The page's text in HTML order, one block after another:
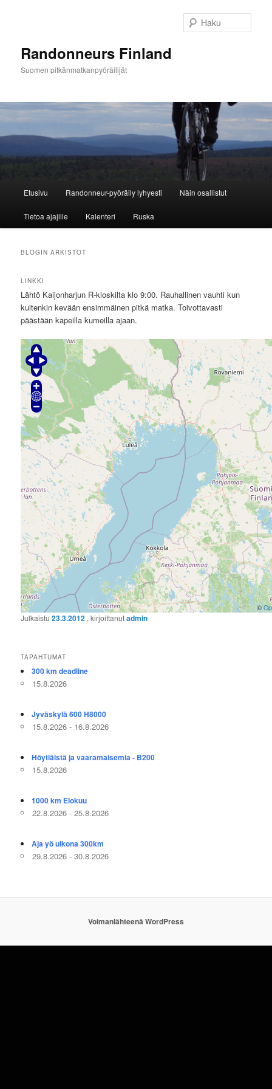
Randonneurs Finland
Suomen pitkänmatkanpyöräilijät
Etusivu Randonneur-pyöräily lyhyesti Näin osallistut
Tietoa ajajille Kalenteri Ruska
BLOGIN ARKISTOT
LINKKI
Lähtö Kaijonharjun R-kioskilta klo 9:00. Rauhallinen vauhti kun
kuitenkin kevään ensimmäinen pitkä matka. Toivottavasti
päästään kapeilla kumeilla ajaan.
©
Julkaistu23.3.2012 , kirjoittanutadmin
TAPAHTUMAT
300 km deadline
15.8.2026
Jyväskylä 600 H8000
15.8.2026 - 16.8.2026
Höytiäistä ja vaaramaisemia - B200
15.8.2026
1000 km Elokuu
22.8.2026 - 25.8.2026
Aja yö ulkona 300km
29.8.2026 - 30.8.2026
Voimanlähteenä WordPress